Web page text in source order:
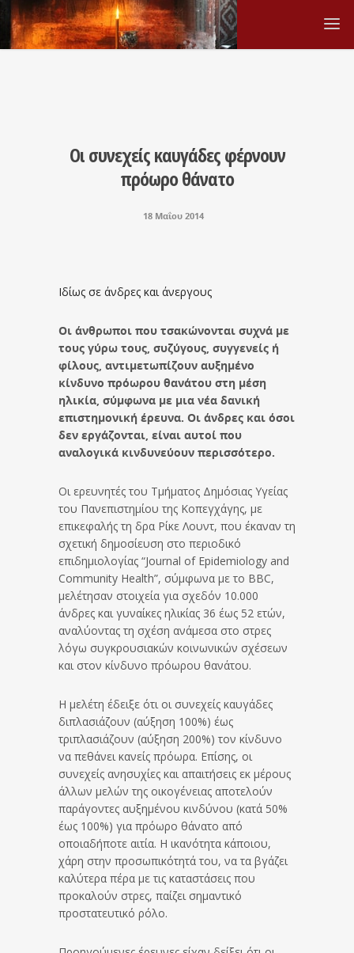
Οι συνεχείς καυγάδες φέρνουν
πρόωρο θάνατο
18 Μαΐου 2014
Ιδίως σε άνδρες και άνεργους
Οι άνθρωποι που τσακώνονται συχνά με
τους γύρω τους, συζύγους, συγγενείς ή
φίλους, αντιμετωπίζουν αυξημένο
κίνδυνο πρόωρου θανάτου στη μέση
ηλικία, σύμφωνα με μια νέα δανική
επιστημονική έρευνα. Οι άνδρες και όσοι
δεν εργάζονται, είναι αυτοί που
αναλογικά κινδυνεύουν περισσότερο.
Οι ερευνητές του Τμήματος Δημόσιας Υγείας
του Πανεπιστημίου της Κοπεγχάγης, με
επικεφαλής τη δρα Ρίκε Λουντ, που έκαναν τη
σχετική δημοσίευση στο περιοδικό
επιδημιολογίας “Journal of Epidemiology and
Community Health”, σύμφωνα με το BBC,
μελέτησαν στοιχεία για σχεδόν 10.000
άνδρες και γυναίκες ηλικίας 36 έως 52 ετών,
αναλύοντας τη σχέση ανάμεσα στο στρες
λόγω συγκρουσιακών κοινωνικών σχέσεων
και στον κίνδυνο πρόωρου θανάτου.
Η μελέτη έδειξε ότι οι συνεχείς καυγάδες
διπλασιάζουν (αύξηση 100%) έως
τριπλασιάζουν (αύξηση 200%) τον κίνδυνο
να πεθάνει κανείς πρόωρα. Επίσης, οι
συνεχείς ανησυχίες και απαιτήσεις εκ μέρους
άλλων μελών της οικογένειας αποτελούν
παράγοντες αυξημένου κινδύνου (κατά 50%
έως 100%) για πρόωρο θάνατο από
οποιαδήποτε αιτία. Η ικανότητα κάποιου,
χάρη στην προσωπικότητά του, να τα βγάζει
καλύτερα πέρα με τις καταστάσεις που
προκαλούν στρες, παίζει σημαντικό
προστατευτικό ρόλο.